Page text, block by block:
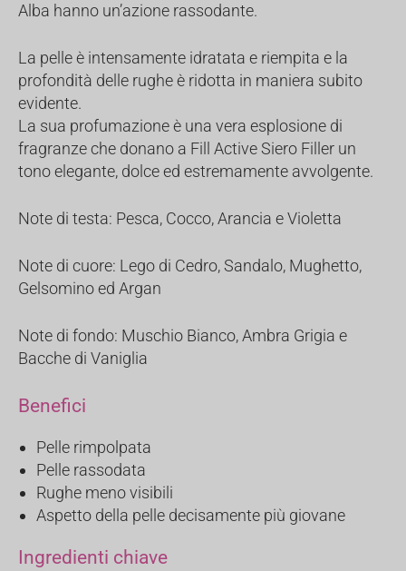
Alba hanno un’azione rassodante.
La pelle è intensamente idratata e riempita e la
profondità delle rughe è ridotta in maniera subito
evidente.
La sua profumazione è una vera esplosione di
fragranze che donano a Fill Active Siero Filler un
tono elegante, dolce ed estremamente avvolgente.
Note di testa: Pesca, Cocco, Arancia e Violetta
Note di cuore: Lego di Cedro, Sandalo, Mughetto,
Gelsomino ed Argan
Note di fondo: Muschio Bianco, Ambra Grigia e
Bacche di Vaniglia
Benefici
Pelle rimpolpata
Pelle rassodata
Rughe meno visibili
Aspetto della pelle decisamente più giovane
Ingredienti chiave